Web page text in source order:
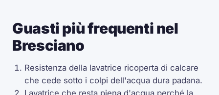
Guasti più frequenti nel
Bresciano
Resistenza della lavatrice ricoperta di calcare
che cede sotto i colpi dell'acqua dura padana.